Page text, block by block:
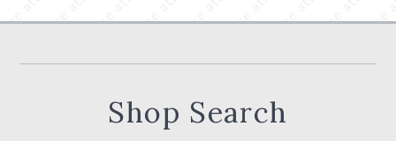
Shop Search